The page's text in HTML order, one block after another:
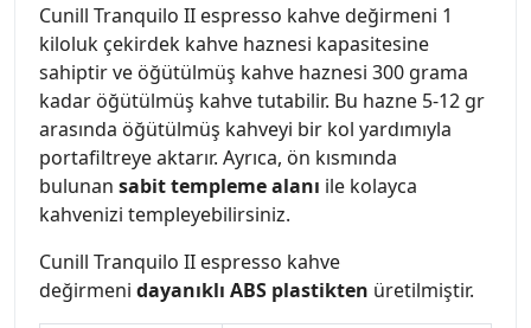
Cunill Tranquilo II espresso kahve değirmeni 1
kiloluk çekirdek kahve haznesi kapasitesine
sahiptir ve öğütülmüş kahve haznesi 300 grama
kadar öğütülmüş kahve tutabilir. Bu hazne 5-12 gr
arasında öğütülmüş kahveyi bir kol yardımıyla
portafiltreye aktarır. Ayrıca, ön kısmında
bulunan sabit templeme alanı ile kolayca
kahvenizi templeyebilirsiniz.
Cunill Tranquilo II espresso kahve
değirmeni dayanıklı ABS plastikten üretilmiştir.